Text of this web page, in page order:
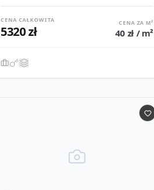
CENA CAŁKOWITA
5320 zł
CENA ZA M²
40 zł / m²